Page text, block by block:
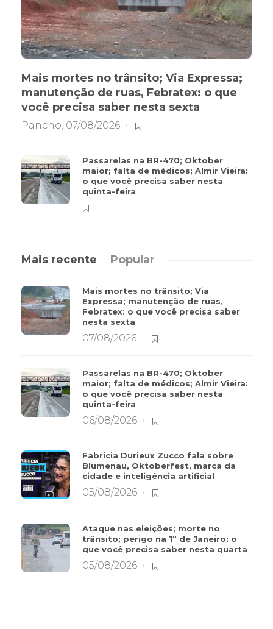
Mais mortes no trânsito; Via Expressa;
manutenção de ruas, Febratex: o que
você precisa saber nesta sexta
Pancho 07/08/2026
Passarelas na BR-470; Oktober
maior; falta de médicos; Almir Vieira:
o que você precisa saber nesta
quinta-feira
Mais recente Popular
Mais mortes no trânsito; Via
Expressa; manutenção de ruas,
Febratex: o que você precisa saber
nesta sexta
07/08/2026
Passarelas na BR-470; Oktober
maior; falta de médicos; Almir Vieira:
o que você precisa saber nesta
quinta-feira
06/08/2026
Fabricia Durieux Zucco fala sobre
Blumenau, Oktoberfest, marca da
cidade e inteligência artificial
05/08/2026
Ataque nas eleições; morte no
trânsito; perigo na 1º de Janeiro: o
que você precisa saber nesta quarta
05/08/2026